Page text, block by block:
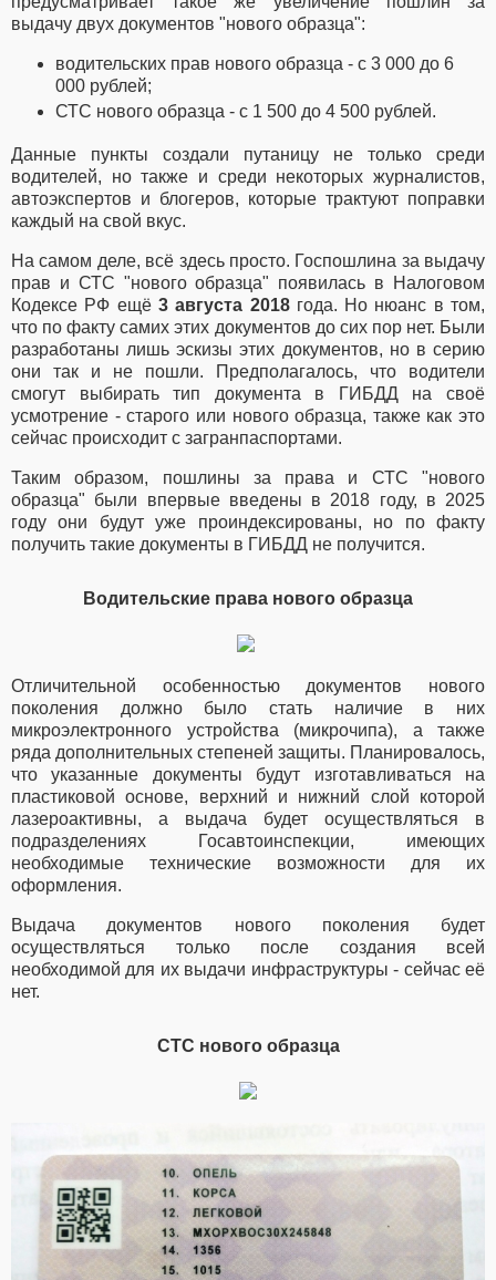
выдачу двух документов "нового образца":
водительских прав нового образца - с 3 000 до 6
000 рублей;
СТС нового образца - с 1 500 до 4 500 рублей.
Данные пункты создали путаницу не только среди
водителей, но также и среди некоторых журналистов,
автоэкспертов и блогеров, которые трактуют поправки
каждый на свой вкус.
На самом деле, всё здесь просто. Госпошлина за выдачу
прав и СТС "нового образца" появилась в Налоговом
Кодексе РФ ещё 3 августа 2018года. Но нюанс в том,
что по факту самих этих документов до сих пор нет. Были
разработаны лишь эскизы этих документов, но в серию
они так и не пошли. Предполагалось, что водители
смогут выбирать тип документа в ГИБДД на своё
усмотрение - старого или нового образца, также как это
сейчас происходит с загранпаспортами.
Таким образом, пошлины за права и СТС "нового
образца" были впервые введены в 2018 году, в 2025
году они будут уже проиндексированы, но по факту
получить такие документы в ГИБДД не получится.
Водительские права нового образца
Отличительной особенностью документов нового
поколения должно было стать наличие в них
микроэлектронного устройства (микрочипа), а также
ряда дополнительных степеней защиты. Планировалось,
что указанные документы будут изготавливаться на
пластиковой основе, верхний и нижний слой которой
лазероактивны, а выдача будет осуществляться в
подразделениях Госавтоинспекции, имеющих
необходимые технические возможности для их
оформления.
Выдача документов нового поколения будет
осуществляться только после создания всей
необходимой для их выдачи инфраструктуры - сейчас её
нет.
СТС нового образца